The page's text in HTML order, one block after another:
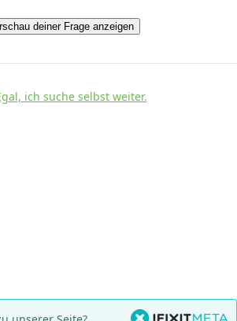
deiner Frage anzeigen
ich suche selbst weiter.